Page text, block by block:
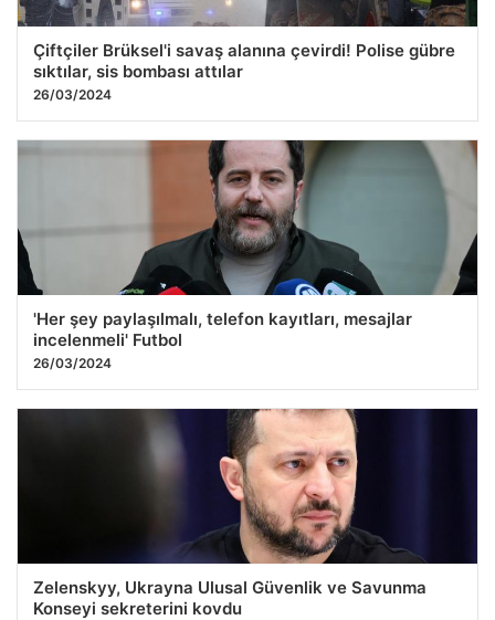
Çiftçiler Brüksel'i savaş alanına çevirdi! Polise gübre
sıktılar, sis bombası attılar
26/03/2024
'Her şey paylaşılmalı, telefon kayıtları, mesajlar
incelenmeli' Futbol
26/03/2024
Zelenskyy, Ukrayna Ulusal Güvenlik ve Savunma
Konseyi sekreterini kovdu